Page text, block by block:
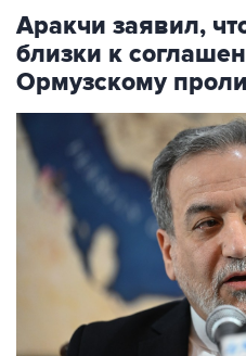
Аракчи заявил,
близки к
Ормузскому